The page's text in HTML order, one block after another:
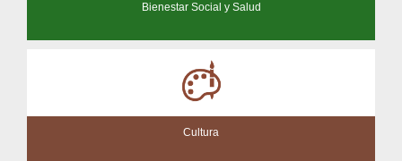
Bienestar Social y Salud
Cultura